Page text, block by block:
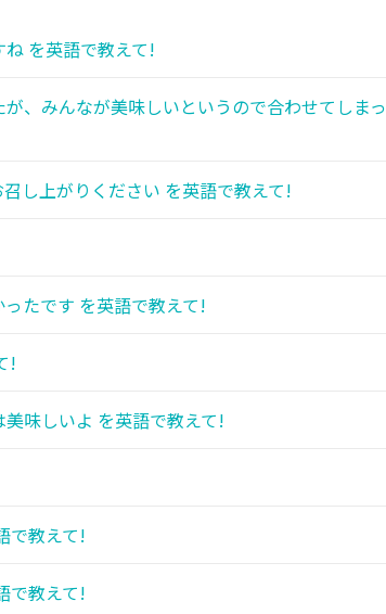
を英語で教えて!
、みんなが美味しいというので合わせてしま
し上がりください を英語で教えて!
たです を英語で教えて!
!
味しいよ を英語で教えて!
で教えて!
で教えて!